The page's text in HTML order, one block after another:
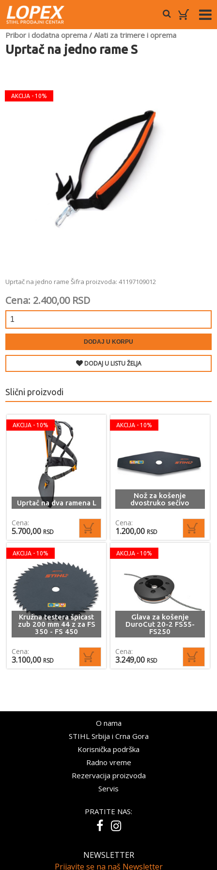
Pribor i dodatna oprema /Alati za trimere i oprema
Uprtač na jedno rame S
AKCIJA - 10%
Uprtač na jedno rame Šifra proizvoda: 41197109012
Cena: 2.400,00 RSD
DODAJ U KORPU
DODAJ U LISTU ŽELJA
Slični proizvodi
AKCIJA - 10%
Uprtač na dva ramena L
Cena:
5.700,00 RSD
AKCIJA - 10%
Nož za košenje
dvostruko sečivo
Cena:
1.200,00 RSD
AKCIJA - 10%
Kružna testera špicast
zub 200 mm 44 z za FS
350 - FS 450
Cena:
3.100,00 RSD
AKCIJA - 10%
Glava za košenje
DuroCut 20-2 FS55-
FS250
Cena:
3.249,00 RSD
O nama
STIHL Srbija i Crna Gora
Korisnička podrška
Radno vreme
Rezervacija proizvoda
Servis
PRATITE NAS:
NEWSLETTER
Prijavite se na naš Newsletter